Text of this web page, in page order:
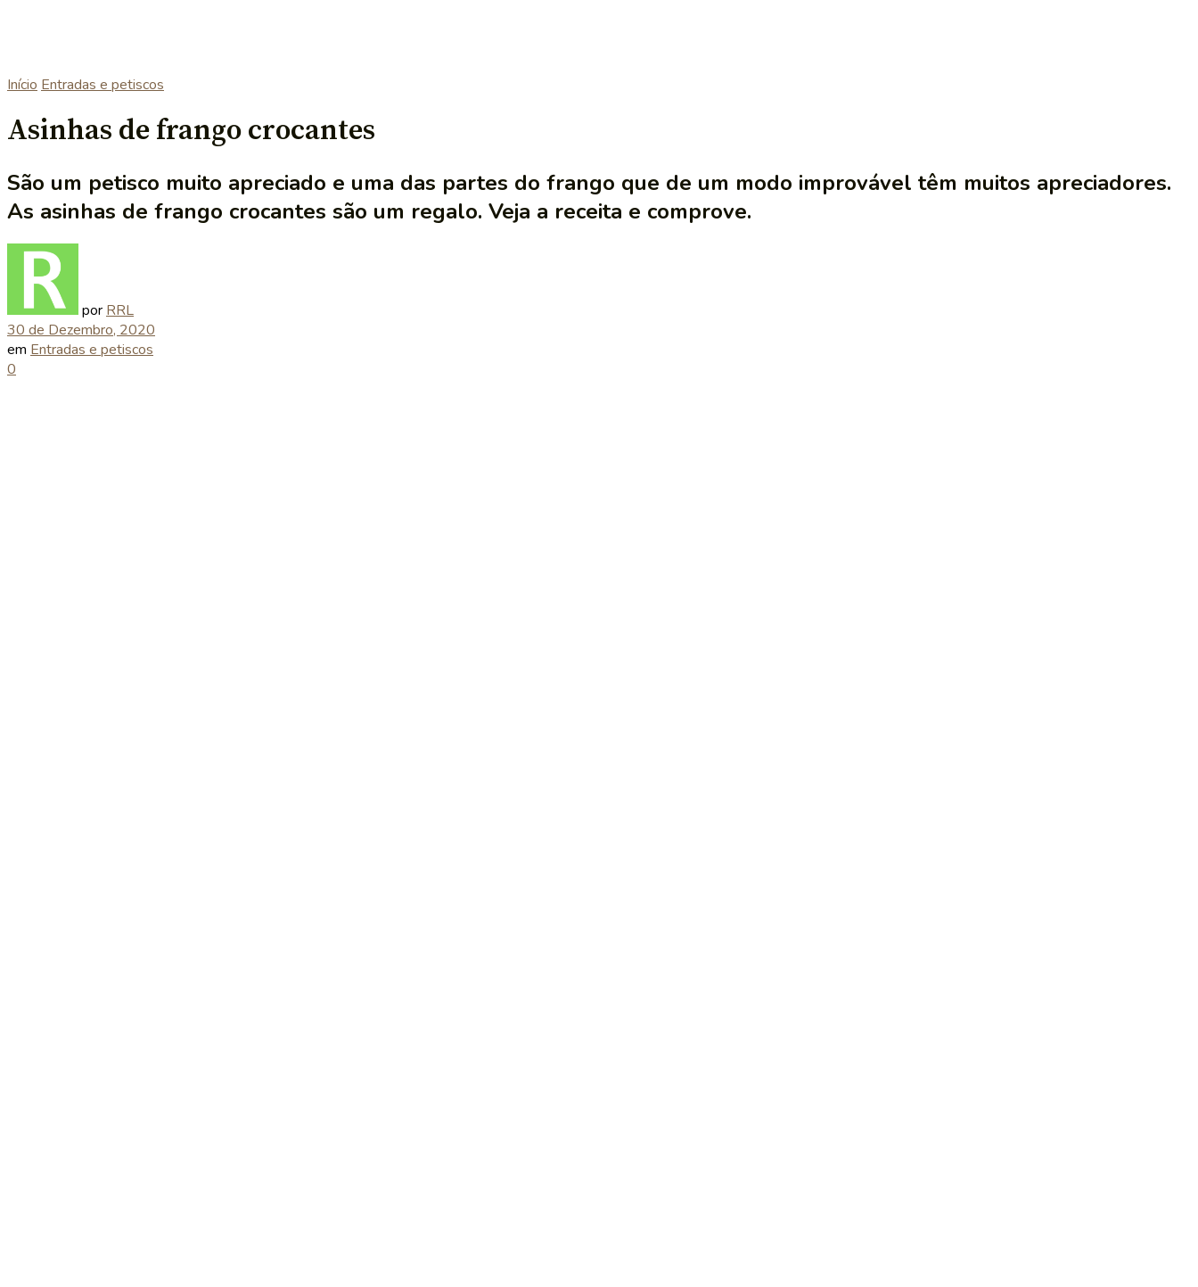
Início Entradas e petiscos
Asinhas de frango crocantes
São um petisco muito apreciado e uma das partes do frango que de um modo improvável têm muitos apreciadores.
As asinhas de frango crocantes são um regalo. Veja a receita e comprove.
por RRL
30 de Dezembro, 2020
em Entradas e petiscos
0